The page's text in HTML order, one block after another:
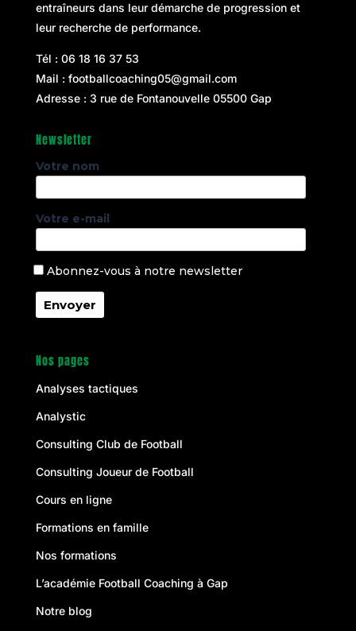
entraîneurs dans leur démarche de progression et
leur recherche de performance.
Tél : 06 18 16 37 53
Mail : footballcoaching05@gmail.com
Adresse : 3 rue de Fontanouvelle 05500 Gap
Newsletter
Votre nom
Votre e-mail
Abonnez-vous à notre newsletter
Nos pages
Analyses tactiques
Analystic
Consulting Club de Football
Consulting Joueur de Football
Cours en ligne
Formations en famille
Nos formations
L’académie Football Coaching à Gap
Notre blog